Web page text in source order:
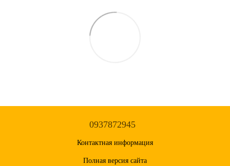
0937872945
Контактная информация
Полная версия сайта